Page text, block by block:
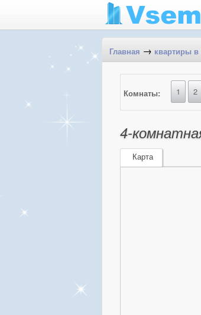
Главная → квартиры
Комнаты: 1 2
4-
Карта